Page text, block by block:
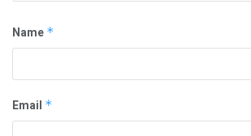
Name *
Email *